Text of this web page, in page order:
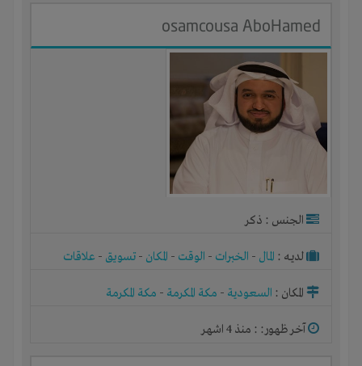
osamcousa AboHamed
الجنس : ذكر
لديـه : المال - الخبرات - الوقت - المكان - تسويق - علاقات
المكان : السعودية - مكة المكرمة - مكة المكرمة
آخر ظهور: : منذ 4 اشهر